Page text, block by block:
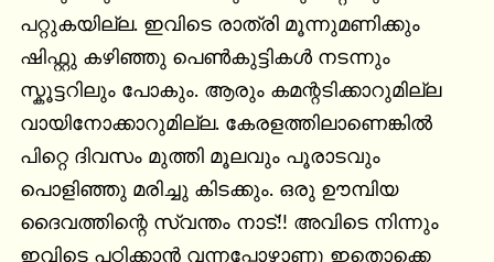
പറ്റുകയില്ല. ഇവിടെ രാത്രി മൂന്നുമണിക്കും
ഷിഫ്റ്റു കഴിഞ്ഞു പെൺകുട്ടികൾ നടന്നും
സ്കൂട്ടറിലും പോകും. ആരും കമന്റടിക്കാറുമില്ല
വായിനോക്കാറുമില്ല. കേരളത്തിലാണെങ്കിൽ
പിറ്റെ ദിവസം മുത്തി മൂലവും പൂരാടവും
പൊളിഞ്ഞു മരിച്ചു കിടക്കും. ഒരു ഊമ്പിയ
ദൈവത്തിന്റെ സ്വന്തം നാട്‌!! അവിടെ നിന്നും
ഇവിടെ പഠിക്കാൻ വന്നപ്പോഴാണു ഇതൊക്കെ